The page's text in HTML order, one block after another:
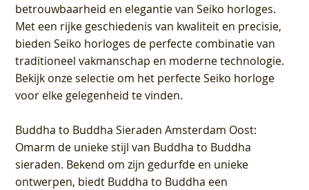
betrouwbaarheid en elegantie van Seiko horloges.
Met een rijke geschiedenis van kwaliteit en precisie,
bieden Seiko horloges de perfecte combinatie van
traditioneel vakmanschap en moderne technologie.
Bekijk onze selectie om het perfecte Seiko horloge
voor elke gelegenheid te vinden.
Buddha to Buddha Sieraden Amsterdam Oost:
Omarm de unieke stijl van Buddha to Buddha
sieraden. Bekend om zijn gedurfde en unieke
ontwerpen, biedt Buddha to Buddha een